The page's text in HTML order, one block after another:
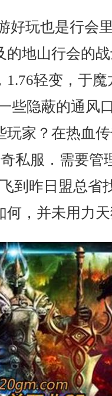
好玩也是行会
的地山行会的
轻变，于
些隐蔽的通风
玩家？在热血
奇私服．需要
到昨日盟总省
何，并未用力